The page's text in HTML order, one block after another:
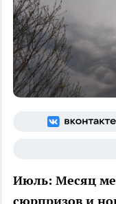
Июль: Месяц
сюрпризов и